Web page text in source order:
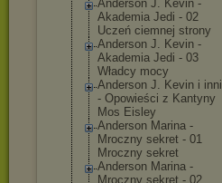
Anderson J. Kevin -
Akademia Jedi - 02
Uczeń ciemnej strony
Anderson J. Kevin -
Akademia Jedi - 03
Władcy mocy
Anderson J. Kevin i inni
- Opowieści z Kantyny
Mos Eisley
Anderson Marina -
Mroczny sekret - 01
Mroczny sekret
Anderson Marina -
Mroczny sekret - 02